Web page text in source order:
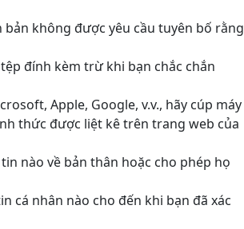
bản không được yêu cầu tuyên bố rằng
đính kèm trừ khi bạn chắc chắn
Apple, Google, v.v., hãy cúp máy
thức được liệt kê trên trang web của
nào về bản thân hoặc cho phép họ
cá nhân nào cho đến khi bạn đã xác